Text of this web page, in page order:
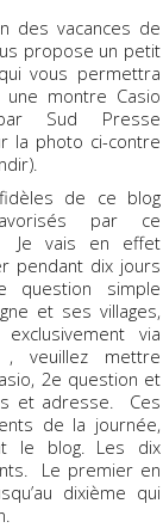
des vacances de
propose un petit
vous permettra
une montre Casio
Sud Presse
la photo ci-contre
de ce blog
par ce
Je vais en effet
pendant dix jours
question simple
et ses villages,
via
, veuillez mettre
2e question et
et adresse. Ces
de la journée,
le blog. Les dix
Le premier en
dixième qui